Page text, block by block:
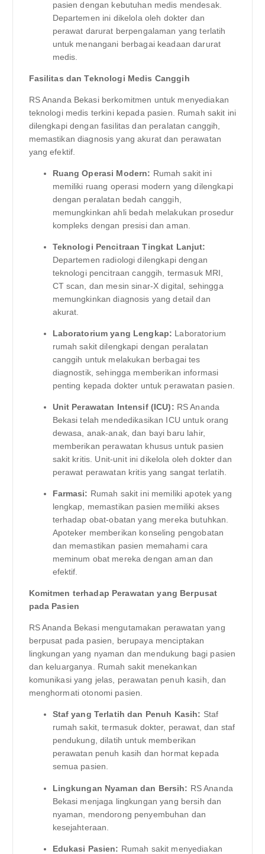
pasien dengan kebutuhan medis mendesak.
Departemen ini dikelola oleh dokter dan
perawat darurat berpengalaman yang terlatih
untuk menangani berbagai keadaan darurat
medis.
Fasilitas dan Teknologi Medis Canggih
RS Ananda Bekasi berkomitmen untuk menyediakan
teknologi medis terkini kepada pasien. Rumah sakit ini
dilengkapi dengan fasilitas dan peralatan canggih,
memastikan diagnosis yang akurat dan perawatan
yang efektif.
Ruang Operasi Modern: Rumah sakit ini
memiliki ruang operasi modern yang dilengkapi
dengan peralatan bedah canggih,
memungkinkan ahli bedah melakukan prosedur
kompleks dengan presisi dan aman.
Teknologi Pencitraan Tingkat Lanjut:
Departemen radiologi dilengkapi dengan
teknologi pencitraan canggih, termasuk MRI,
CT scan, dan mesin sinar-X digital, sehingga
memungkinkan diagnosis yang detail dan
akurat.
Laboratorium yang Lengkap: Laboratorium
rumah sakit dilengkapi dengan peralatan
canggih untuk melakukan berbagai tes
diagnostik, sehingga memberikan informasi
penting kepada dokter untuk perawatan pasien.
Unit Perawatan Intensif (ICU): RS Ananda
Bekasi telah mendedikasikan ICU untuk orang
dewasa, anak-anak, dan bayi baru lahir,
memberikan perawatan khusus untuk pasien
sakit kritis. Unit-unit ini dikelola oleh dokter dan
perawat perawatan kritis yang sangat terlatih.
Farmasi: Rumah sakit ini memiliki apotek yang
lengkap, memastikan pasien memiliki akses
terhadap obat-obatan yang mereka butuhkan.
Apoteker memberikan konseling pengobatan
dan memastikan pasien memahami cara
meminum obat mereka dengan aman dan
efektif.
Komitmen terhadap Perawatan yang Berpusat
pada Pasien
RS Ananda Bekasi mengutamakan perawatan yang
berpusat pada pasien, berupaya menciptakan
lingkungan yang nyaman dan mendukung bagi pasien
dan keluarganya. Rumah sakit menekankan
komunikasi yang jelas, perawatan penuh kasih, dan
menghormati otonomi pasien.
Staf yang Terlatih dan Penuh Kasih: Staf
rumah sakit, termasuk dokter, perawat, dan staf
pendukung, dilatih untuk memberikan
perawatan penuh kasih dan hormat kepada
semua pasien.
Lingkungan Nyaman dan Bersih: RS Ananda
Bekasi menjaga lingkungan yang bersih dan
nyaman, mendorong penyembuhan dan
kesejahteraan.
Edukasi Pasien: Rumah sakit menyediakan